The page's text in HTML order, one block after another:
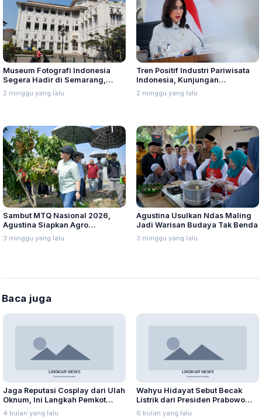
Museum Fotografi Indonesia
Segera Hadir di Semarang,
Gedung Eks Jiwasraya
Disiapkan Jadi Ruang Sejarah
2 minggu yang lalu
Tren Positif Industri Pariwisata
Indonesia, Kunjungan
Wisatawan Mancanegara
Meningkat 5,83 Persen
2 minggu yang lalu
Sambut MTQ Nasional 2026,
Agustina Siapkan Agro
Eduwisata
3 minggu yang lalu
Agustina Usulkan Ndas Maling
Jadi Warisan Budaya Tak Benda
3 minggu yang lalu
Baca juga
Jaga Reputasi Cosplay dari Ulah
Oknum, Ini Langkah Pemkot
Bandung
4 bulan yang lalu
Wahyu Hidayat Sebut Becak
Listrik dari Presiden Prabowo
Dukung Estetika Wisata dan
6 bulan yang lalu